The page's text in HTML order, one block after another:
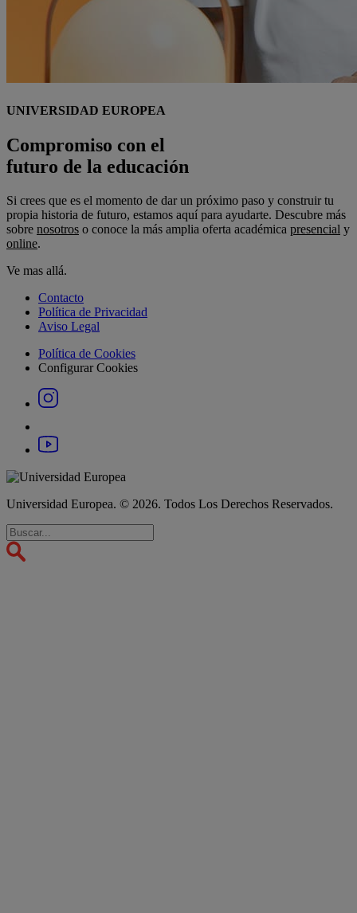
UNIVERSIDAD EUROPEA
Compromiso con el
futuro de la educación
Si crees que es el momento de dar un próximo paso y construir tu
propia historia de futuro, estamos aquí para ayudarte. Descubre más
sobre nosotros o conoce la más amplia oferta académica presencial y
online.
Ve mas allá.
Contacto
Política de Privacidad
Aviso Legal
Política de Cookies
Configurar Cookies
Universidad Europea. © 2026. Todos Los Derechos Reservados.